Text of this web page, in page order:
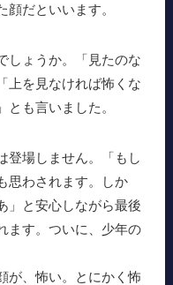
だといいます。
しょうか。「見たのな
上を見なければ怖くな
も言いました。
登場しません。「もし
思わされます。しか
」と安心しながら最後
ます。ついに、少年の
が、怖い。とにかく怖